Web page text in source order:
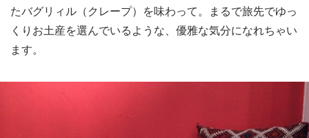
たバグリィル（クレープ）を味わって。まるで旅先でゆっ
くりお土産を選んでいるような、優雅な気分になれちゃい
ます。